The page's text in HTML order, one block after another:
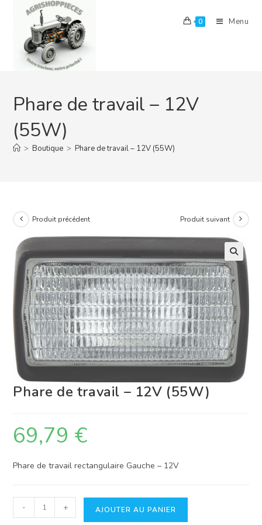
content
0 Menu
Phare de travail – 12V
(55W)
> Boutique > Phare de travail – 12V (55W)
Produit précédent Produit suivant
Phare de travail – 12V (55W)
69,79 €
Phare de travail rectangulaire Gauche – 12V
quantité
de
- + AJOUTER AU PANIER